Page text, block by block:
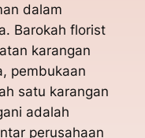
dalam
Barokah florist
karangan
pembukaan
satu karangan
adalah
perusahaan